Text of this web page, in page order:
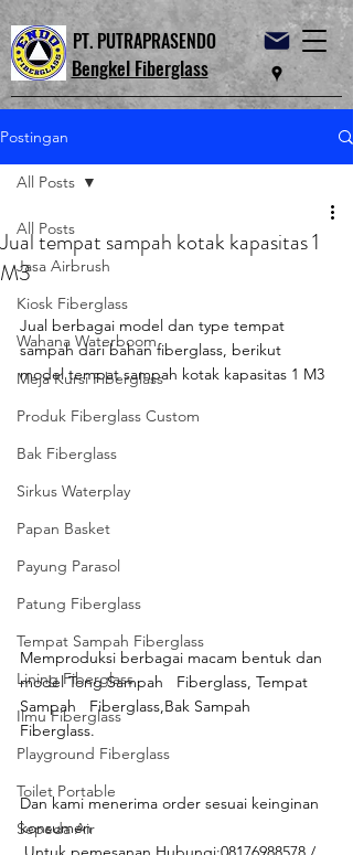
PT. PUTRAPRASENDO
Bengkel Fiberglass
Postingan
All Posts
Jasa Airbrush
Kiosk Fiberglass
Wahana Waterboom
Meja Kursi Fiberglass
Produk Fiberglass Custom
Bak Fiberglass
Sirkus Waterplay
Papan Basket
Payung Parasol
Patung Fiberglass
Tempat Sampah Fiberglass
Lining Fiberglass
Ilmu Fiberglass
Playground Fiberglass
Toilet Portable
Sepeda Air
All Posts
Jual tempat sampah kotak kapasitas 1
M3
Jual berbagai model dan type tempat
sampah dari bahan fiberglass, berikut
model tempat sampah kotak kapasitas 1 M3
Memproduksi berbagai macam bentuk dan
model Tong Sampah   Fiberglass, Tempat
Sampah   Fiberglass,Bak Sampah
Fiberglass.
Dan kami menerima order sesuai keinginan
konsumen